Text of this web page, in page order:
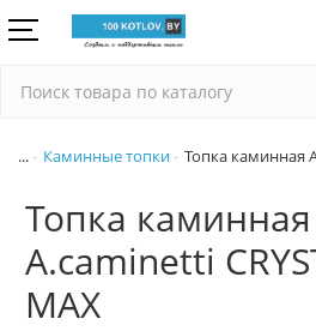
... Каминные топки Топка каминная
Топка каминная
A.caminetti
MAX